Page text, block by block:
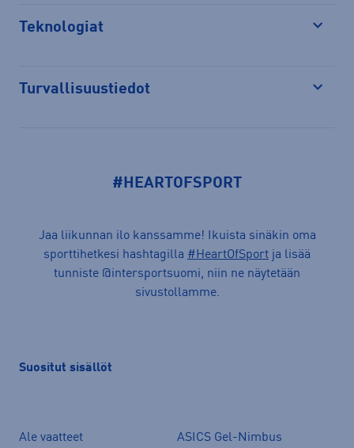
Teknologiat
Turvallisuustiedot
#HEARTOFSPORT
Jaa liikunnan ilo kanssamme! Ikuista sinäkin oma
sporttihetkesi hashtagilla #HeartOfSport ja lisää
tunniste @intersportsuomi, niin ne näytetään
sivustollamme.
Suositut sisällöt
Ale vaatteet
ASICS Gel-Nimbus